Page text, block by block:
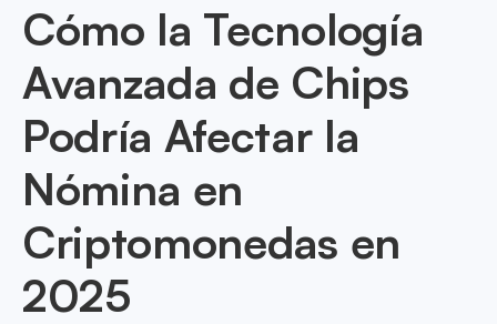
Cómo la Tecnología
Avanzada de Chips
Podría Afectar la
Nómina en
Criptomonedas en
2025